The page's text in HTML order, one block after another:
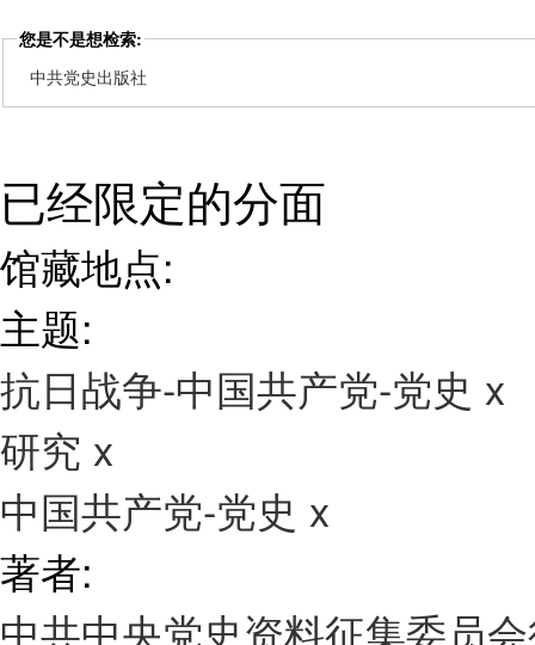
您是不是想检索:
中共党史出版社
已经限定的分面
馆藏地点:
主题:
抗日战争-中国共产党-党史 x
研究 x
中国共产党-党史 x
著者:
中共中央党史资料征集委员